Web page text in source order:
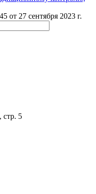
от 27 сентября 2023 г.
стр. 5